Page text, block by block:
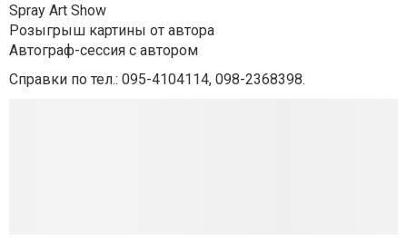
Spray Art Show
Розыгрыш картины от автора
Автограф-сессия с автором
Справки по тел.: 095-4104114, 098-2368398.